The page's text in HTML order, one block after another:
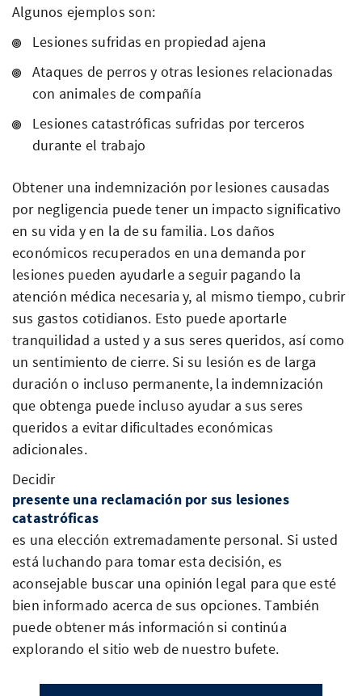
Algunos ejemplos son:
Lesiones sufridas en propiedad ajena
Ataques de perros y otras lesiones relacionadas
con animales de compañía
Lesiones catastróficas sufridas por terceros
durante el trabajo
Obtener una indemnización por lesiones causadas
por negligencia puede tener un impacto significativo
en su vida y en la de su familia. Los daños
económicos recuperados en una demanda por
lesiones pueden ayudarle a seguir pagando la
atención médica necesaria y, al mismo tiempo, cubrir
sus gastos cotidianos. Esto puede aportarle
tranquilidad a usted y a sus seres queridos, así como
un sentimiento de cierre. Si su lesión es de larga
duración o incluso permanente, la indemnización
que obtenga puede incluso ayudar a sus seres
queridos a evitar dificultades económicas
adicionales.
Decidir
presente una reclamación por sus lesiones
catastróficas
es una elección extremadamente personal. Si usted
está luchando para tomar esta decisión, es
aconsejable buscar una opinión legal para que esté
bien informado acerca de sus opciones. También
puede obtener más información si continúa
explorando el sitio web de nuestro bufete.